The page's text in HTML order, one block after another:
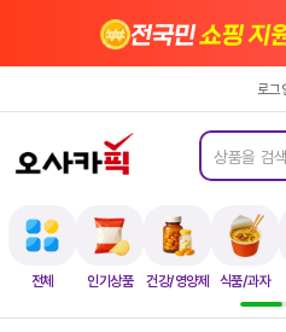
전체 인기상품 건강/영양제 식품/과자
전국민쇼핑 지
로그